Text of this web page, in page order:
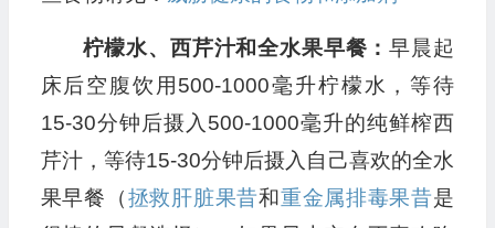
柠檬水、西芹汁和全水果早餐：早晨起
床后空腹饮用500-1000毫升柠檬水，等待
15-30分钟后摄入500-1000毫升的纯鲜榨西
芹汁，等待15-30分钟后摄入自己喜欢的全水
果早餐（拯救肝脏果昔和重金属排毒果昔是